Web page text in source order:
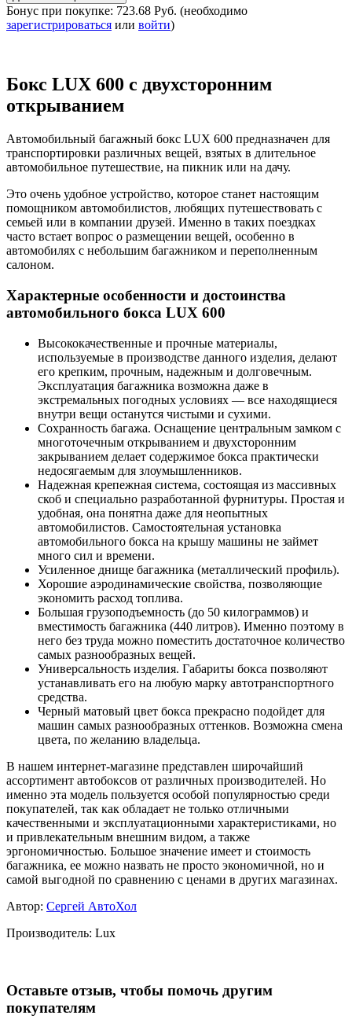
Бонус при покупке: 723.68 Руб. (необходимо
зарегистрироваться или войти)
Бокс LUX 600 с двухсторонним
открыванием
Автомобильный багажный бокс LUX 600 предназначен для
транспортировки различных вещей, взятых в длительное
автомобильное путешествие, на пикник или на дачу.
Это очень удобное устройство, которое станет настоящим
помощником автомобилистов, любящих путешествовать с
семьей или в компании друзей. Именно в таких поездках
часто встает вопрос о размещении вещей, особенно в
автомобилях с небольшим багажником и переполненным
салоном.
Характерные особенности и достоинства
автомобильного бокса LUX 600
Высококачественные и прочные материалы,
используемые в производстве данного изделия, делают
его крепким, прочным, надежным и долговечным.
Эксплуатация багажника возможна даже в
экстремальных погодных условиях — все находящиеся
внутри вещи останутся чистыми и сухими.
Сохранность багажа. Оснащение центральным замком с
многоточечным открыванием и двухсторонним
закрыванием делает содержимое бокса практически
недосягаемым для злоумышленников.
Надежная крепежная система, состоящая из массивных
скоб и специально разработанной фурнитуры. Простая и
удобная, она понятна даже для неопытных
автомобилистов. Самостоятельная установка
автомобильного бокса на крышу машины не займет
много сил и времени.
Усиленное днище багажника (металлический профиль).
Хорошие аэродинамические свойства, позволяющие
экономить расход топлива.
Большая грузоподъемность (до 50 килограммов) и
вместимость багажника (440 литров). Именно поэтому в
него без труда можно поместить достаточное количество
самых разнообразных вещей.
Универсальность изделия. Габариты бокса позволяют
устанавливать его на любую марку автотранспортного
средства.
Черный матовый цвет бокса прекрасно подойдет для
машин самых разнообразных оттенков. Возможна смена
цвета, по желанию владельца.
В нашем интернет-магазине представлен широчайший
ассортимент автобоксов от различных производителей. Но
именно эта модель пользуется особой популярностью среди
покупателей, так как обладает не только отличными
качественными и эксплуатационными характеристиками, но
и привлекательным внешним видом, а также
эргономичностью. Большое значение имеет и стоимость
багажника, ее можно назвать не просто экономичной, но и
самой выгодной по сравнению с ценами в других магазинах.
Автор: Сергей АвтоХол
Производитель: Lux
Оставьте отзыв, чтобы помочь другим
покупателям